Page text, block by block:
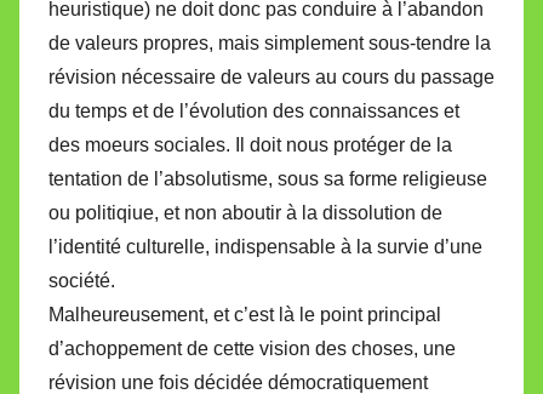
heuristique) ne doit donc pas conduire à l’abandon
de valeurs propres, mais simplement sous-tendre la
révision nécessaire de valeurs au cours du passage
du temps et de l’évolution des connaissances et
des moeurs sociales. Il doit nous protéger de la
tentation de l’absolutisme, sous sa forme religieuse
ou politiqiue, et non aboutir à la dissolution de
l’identité culturelle, indispensable à la survie d’une
société.
Malheureusement, et c’est là le point principal
d’achoppement de cette vision des choses, une
révision une fois décidée démocratiquement